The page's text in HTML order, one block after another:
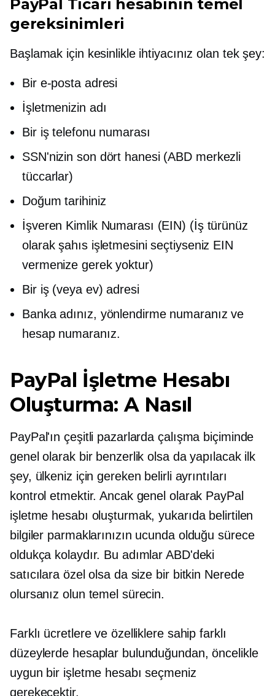
PayPal Ticari hesabının temel
gereksinimleri
Başlamak için kesinlikle ihtiyacınız olan tek şey:
Bir e-posta adresi
İşletmenizin adı
Bir iş telefonu numarası
SSN'nizin son dört hanesi (ABD merkezli
tüccarlar)
Doğum tarihiniz
İşveren Kimlik Numarası (EIN) (İş türünüz
olarak şahıs işletmesini seçtiyseniz EIN
vermenize gerek yoktur)
Bir iş (veya ev) adresi
Banka adınız, yönlendirme numaranız ve
hesap numaranız.
PayPal İşletme Hesabı
Oluşturma: A Nasıl
PayPal'ın çeşitli pazarlarda çalışma biçiminde
genel olarak bir benzerlik olsa da yapılacak ilk
şey, ülkeniz için gereken belirli ayrıntıları
kontrol etmektir. Ancak genel olarak PayPal
işletme hesabı oluşturmak, yukarıda belirtilen
bilgiler parmaklarınızın ucunda olduğu sürece
oldukça kolaydır. Bu adımlar ABD'deki
satıcılara özel olsa da size bir bitkin Nerede
olursanız olun temel sürecin.
Farklı ücretlere ve özelliklere sahip farklı
düzeylerde hesaplar bulunduğundan, öncelikle
uygun bir işletme hesabı seçmeniz
gerekecektir.